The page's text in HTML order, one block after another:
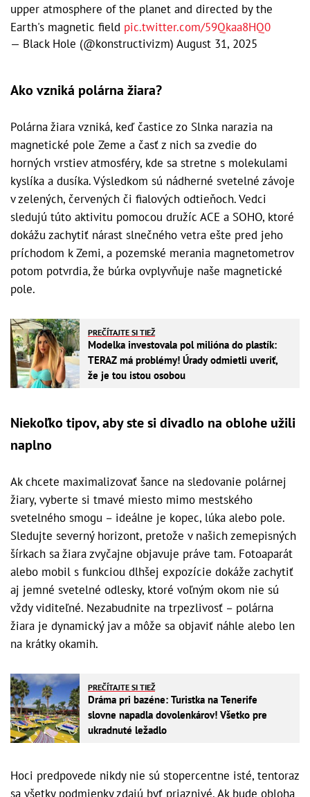
upper atmosphere of the planet and directed by the
Earth's magnetic field pic.twitter.com/59Qkaa8HQ0
— Black Hole (@konstructivizm) August 31, 2025
Ako vzniká polárna žiara?
Polárna žiara vzniká, keď častice zo Slnka narazia na
magnetické pole Zeme a časť z nich sa zvedie do
horných vrstiev atmosféry, kde sa stretne s molekulami
kyslíka a dusíka. Výsledkom sú nádherné svetelné závoje
v zelených, červených či fialových odtieňoch. Vedci
sledujú túto aktivitu pomocou družíc ACE a SOHO, ktoré
dokážu zachytiť nárast slnečného vetra ešte pred jeho
príchodom k Zemi, a pozemské merania magnetometrov
potom potvrdia, že búrka ovplyvňuje naše magnetické
pole.
PREČÍTAJTE SI TIEŽ
Modelka investovala pol milióna do plastík:
TERAZ má problémy! Úrady odmietli uveriť,
že je tou istou osobou
Niekoľko tipov, aby ste si divadlo na oblohe užili
naplno
Ak chcete maximalizovať šance na sledovanie polárnej
žiary, vyberte si tmavé miesto mimo mestského
svetelného smogu – ideálne je kopec, lúka alebo pole.
Sledujte severný horizont, pretože v našich zemepisných
šírkach sa žiara zvyčajne objavuje práve tam. Fotoaparát
alebo mobil s funkciou dlhšej expozície dokáže zachytiť
aj jemné svetelné odlesky, ktoré voľným okom nie sú
vždy viditeľné. Nezabudnite na trpezlivosť – polárna
žiara je dynamický jav a môže sa objaviť náhle alebo len
na krátky okamih.
PREČÍTAJTE SI TIEŽ
Dráma pri bazéne: Turistka na Tenerife
slovne napadla dovolenkárov! Všetko pre
ukradnuté ležadlo
Hoci predpovede nikdy nie sú stopercentne isté, tentoraz
sa všetky podmienky zdajú byť priaznivé. Ak bude obloha